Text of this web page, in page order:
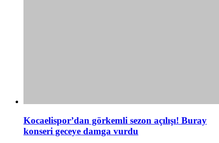
Kocaelispor’dan görkemli sezon açılışı! Buray
konseri geceye damga vurdu